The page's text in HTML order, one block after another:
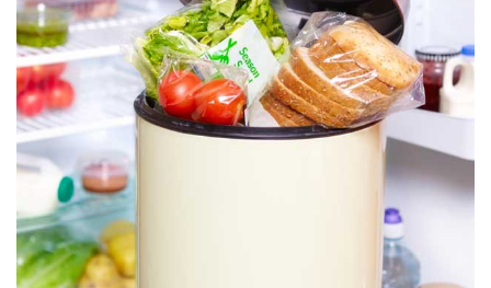
a
n
v
i
t